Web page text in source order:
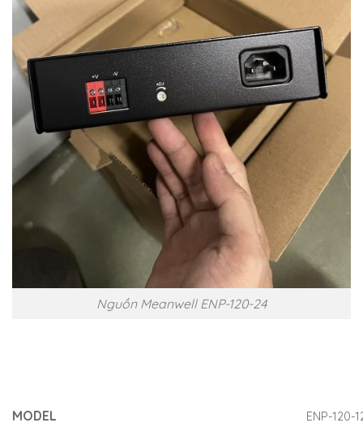
Nguồn Meanwell ENP-120-24
MODEL ENP-120-